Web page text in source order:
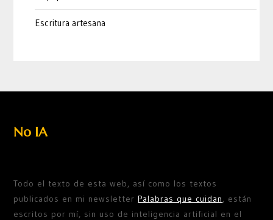
Escritura artesana
No IA
Todo el texto de esta web, así como los textos
publicados en mi newsletterPalabras que cuidan, están
escritos por mí, sin uso de inteligencia artificial en el